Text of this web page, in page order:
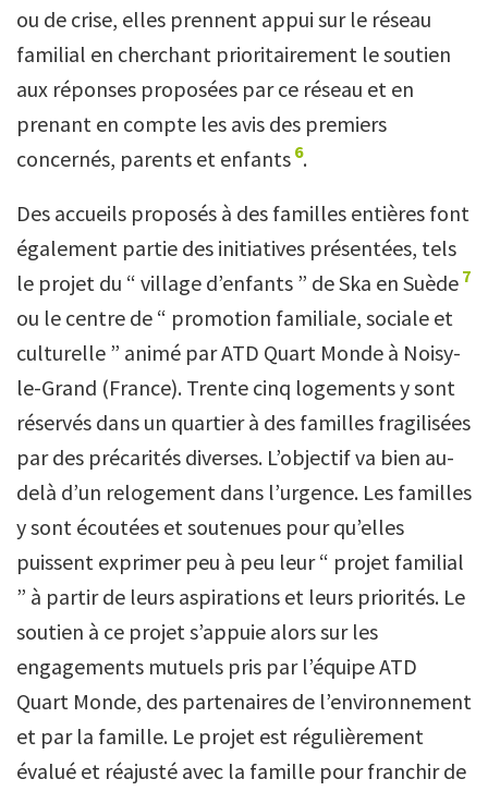
ou de crise, elles prennent appui sur le réseau
familial en cherchant prioritairement le soutien
aux réponses proposées par ce réseau et en
prenant en compte les avis des premiers
concernés, parents et enfants 6.
Des accueils proposés à des familles entières font
également partie des initiatives présentées, tels
le projet du “ village d’enfants ” de Ska en Suède 7
ou le centre de “ promotion familiale, sociale et
culturelle ” animé par ATD Quart Monde à Noisy-
le-Grand (France). Trente cinq logements y sont
réservés dans un quartier à des familles fragilisées
par des précarités diverses. L’objectif va bien au-
delà d’un relogement dans l’urgence. Les familles
y sont écoutées et soutenues pour qu’elles
puissent exprimer peu à peu leur “ projet familial
” à partir de leurs aspirations et leurs priorités. Le
soutien à ce projet s’appuie alors sur les
engagements mutuels pris par l’équipe ATD
Quart Monde, des partenaires de l’environnement
et par la famille. Le projet est régulièrement
évalué et réajusté avec la famille pour franchir de